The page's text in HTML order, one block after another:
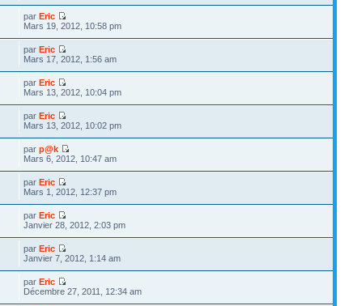
parEric
Mars 19, 2012, 10:58 pm
parEric
Mars 17, 2012, 1:56 am
parEric
Mars 13, 2012, 10:04 pm
parEric
Mars 13, 2012, 10:02 pm
parp@k
Mars 6, 2012, 10:47 am
parEric
Mars 1, 2012, 12:37 pm
parEric
Janvier 28, 2012, 2:03 pm
parEric
Janvier 7, 2012, 1:14 am
parEric
Décembre 27, 2011, 12:34 am